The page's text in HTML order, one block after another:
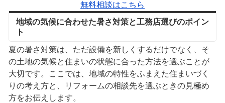
無料相談はこちら
地域の気候に合わせた暑さ対策と工務店選びのポイン
ト
夏の暑さ対策は、ただ設備を新しくするだけでなく、そ
の土地の気候と住まいの状態に合った方法を選ぶことが
大切です。ここでは、地域の特性をふまえた住まいづく
りの考え方と、リフォームの相談先を選ぶときの見極め
方をお伝えします。